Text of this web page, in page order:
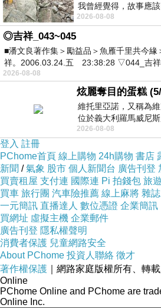
我曾經覺得，故事應
震中倒塌，七個人終於
2026-08-08
◎吉祥_043~045
■潘文良著作集＞勵益品＞魚雁千里共今
祥。2006.03.24.五 23:38:28 ▽044_吉
2026-08-08
炫麗奪目的蛋糕
維托里亞諾，又稱為
位於義大利羅馬威尼
用以紀念統一義大利統
2026-08-08
登入 註冊
PChome首頁 線上購物 24h購物 書店
新聞 /氣象 股市 個人新聞台 廣告刊登
買賣租屋 支付連 國際連 Pi 拍錢包 旅遊
買車 旅行團 汽車險推薦 線上麻將 雜誌
一元簡訊 直播達人 數位憑證 企業簡訊
買網址 虛擬主機 企業郵件
廣告刊登 隱私權聲明
消費者保護 兒童網路安全
About PChome 投資人聯絡 徵才
著作權保護 ｜網路家庭版權所有、轉
Online
PChome Online and PChome are
Online Inc.